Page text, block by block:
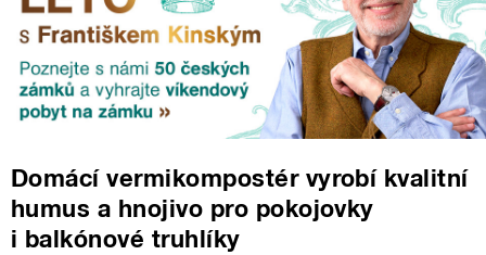
Domácí vermikompostér vyrobí kvalitní
humus a hnojivo pro pokojovky
i balkónové truhlíky